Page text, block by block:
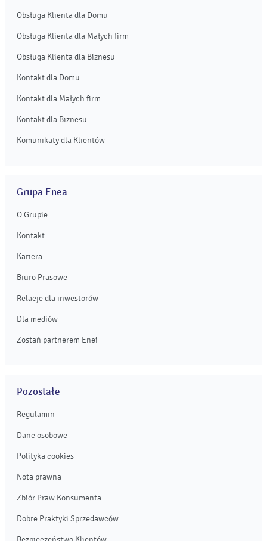
Obsługa Klienta dla Domu
Obsługa Klienta dla Małych firm
Obsługa Klienta dla Biznesu
Kontakt dla Domu
Kontakt dla Małych firm
Kontakt dla Biznesu
Komunikaty dla Klientów
Grupa Enea
O Grupie
Kontakt
Kariera
Biuro Prasowe
Relacje dla inwestorów
Dla mediów
Zostań partnerem Enei
Pozostałe
Regulamin
Dane osobowe
Polityka cookies
Nota prawna
Zbiór Praw Konsumenta
Dobre Praktyki Sprzedawców